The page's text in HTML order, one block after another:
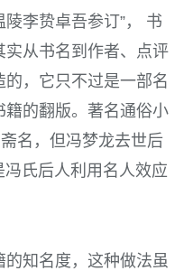
陵李贽卓吾参订”， 书
从书名到作者、点评
，它只不过是一部名
的翻版。著名通俗小
名，但冯梦龙去世后
冯氏后人利用名人效应
知名度，这种做法虽